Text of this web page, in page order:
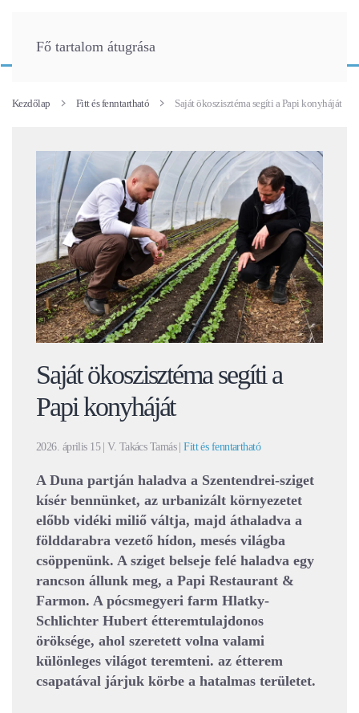
Fő tartalom átugrása
Kezdőlap Fitt és fenntartható Saját ökoszisztéma segíti a Papi konyháját
Saját ökoszisztéma segíti a
Papi konyháját
2026. április 15| V. Takács Tamás |Fitt és fenntartható
A Duna partján haladva a Szentendrei-sziget
kísér bennünket, az urbanizált környezetet
előbb vidéki miliő váltja, majd áthaladva a
földdarabra vezető hídon, mesés világba
csöppenünk. A sziget belseje felé haladva egy
rancson állunk meg, a Papi Restaurant &
Farmon. A pócsmegyeri farm Hlatky-
Schlichter Hubert étteremtulajdonos
öröksége, ahol szeretett volna valami
különleges világot teremteni. az étterem
csapatával járjuk körbe a hatalmas területet.